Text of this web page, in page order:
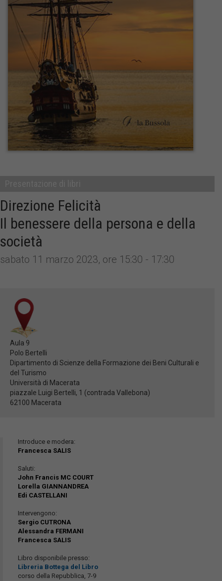
Direzione Felicità
Il benessere della persona e della
società
sabato 11 marzo 2023, ore 15:30 - 17:30
Aula 9
Polo Bertelli
Dipartimento di Scienze della Formazione dei Beni Culturali e
del Turismo
Università di Macerata
piazzale Luigi Bertelli, 1 (contrada Vallebona)
62100 Macerata
Introduce e modera:
Francesca SALIS
Saluti:
John Francis MC COURT
Lorella GIANNANDREA
Edi CASTELLANI
Intervengono:
Sergio CUTRONA
Alessandra FERMANI
Francesca SALIS
Libro disponibile presso:
Libreria Bottega del Libro
corso della Repubblica, 7-9